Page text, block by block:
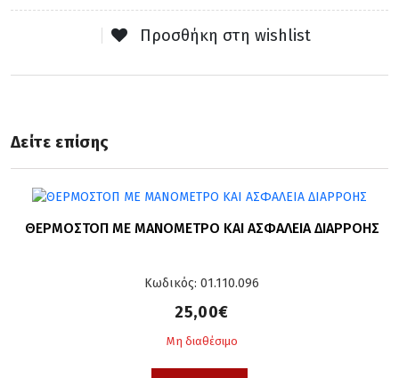
Προσθήκη στη wishlist
Δείτε επίσης
ΘΕΡΜΟΣΤΟΠ ΜΕ ΜΑΝΟΜΕΤΡΟ ΚΑΙ ΑΣΦΑΛΕΙΑ ΔΙΑΡΡΟΗΣ
Κωδικός: 01.110.096
25,00€
Μη διαθέσιμο